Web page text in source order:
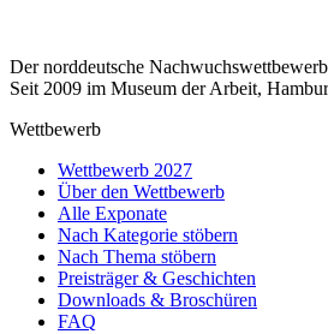
Der norddeutsche
Seit 2009 im Museum der Arbeit,
Wettbewerb
Wettbewerb 2027
Über den Wettbewerb
Alle Exponate
Nach Kategorie stöbern
Nach Thema stöbern
Preisträger & Geschichten
Downloads & Broschüren
FAQ